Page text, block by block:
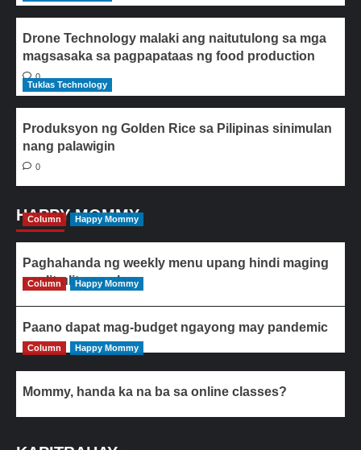
Drone Technology malaki ang naitutulong sa mga
magsasaka sa pagpapataas ng food production
0
Tuklas Technology
Produksyon ng Golden Rice sa Pilipinas sinimulan
nang palawigin
0
HAPPY MOMMY
Column Happy Mommy
Paghahanda ng weekly menu upang hindi maging
paulit-ulit ang ulam
Column Happy Mommy
Paano dapat mag-budget ngayong may pandemic
Column Happy Mommy
Mommy, handa ka na ba sa online classes?